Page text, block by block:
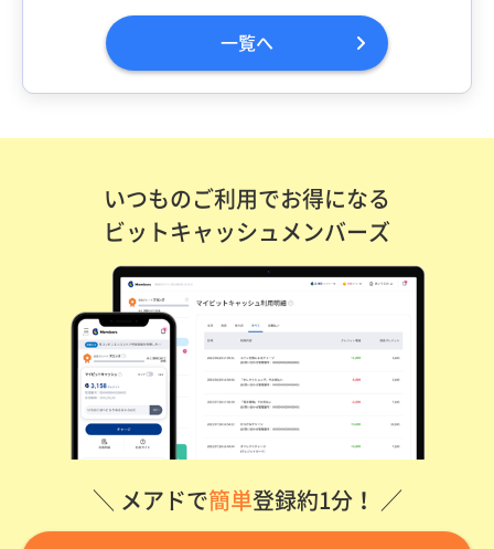
一覧へ
いつものご利用でお得になる
ビットキャッシュメンバーズ
＼ メアドで簡単登録約1分！ ／